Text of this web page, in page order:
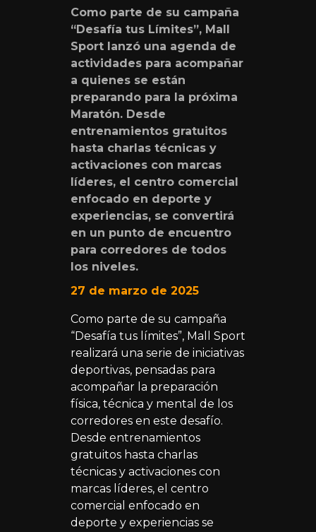
Como parte de su campaña
“Desafía tus Límites”, Mall
Sport lanzó una agenda de
actividades para acompañar
a quienes se están
preparando para la próxima
Maratón. Desde
entrenamientos gratuitos
hasta charlas técnicas y
activaciones con marcas
líderes, el centro comercial
enfocado en deporte y
experiencias, se convertirá
en un punto de encuentro
para corredores de todos
los niveles.
27 de marzo de 2025
Como parte de su campaña
“Desafía tus límites”, Mall Sport
realizará una serie de iniciativas
deportivas, pensadas para
acompañar la preparación
física, técnica y mental de los
corredores en este desafío.
Desde entrenamientos
gratuitos hasta charlas
técnicas y activaciones con
marcas líderes, el centro
comercial enfocado en
deporte y experiencias se